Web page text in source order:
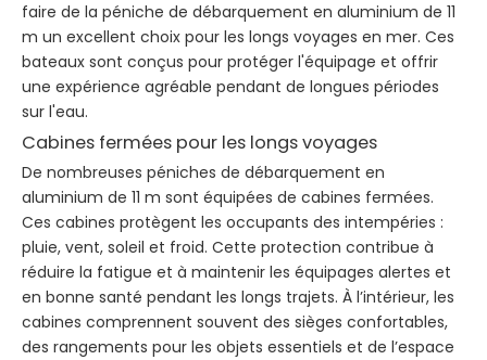
faire de la péniche de débarquement en aluminium de 11
m un excellent choix pour les longs voyages en mer. Ces
bateaux sont conçus pour protéger l'équipage et offrir
une expérience agréable pendant de longues périodes
sur l'eau.
Cabines fermées pour les longs voyages
De nombreuses péniches de débarquement en
aluminium de 11 m sont équipées de cabines fermées.
Ces cabines protègent les occupants des intempéries :
pluie, vent, soleil et froid. Cette protection contribue à
réduire la fatigue et à maintenir les équipages alertes et
en bonne santé pendant les longs trajets. À l’intérieur, les
cabines comprennent souvent des sièges confortables,
des rangements pour les objets essentiels et de l’espace